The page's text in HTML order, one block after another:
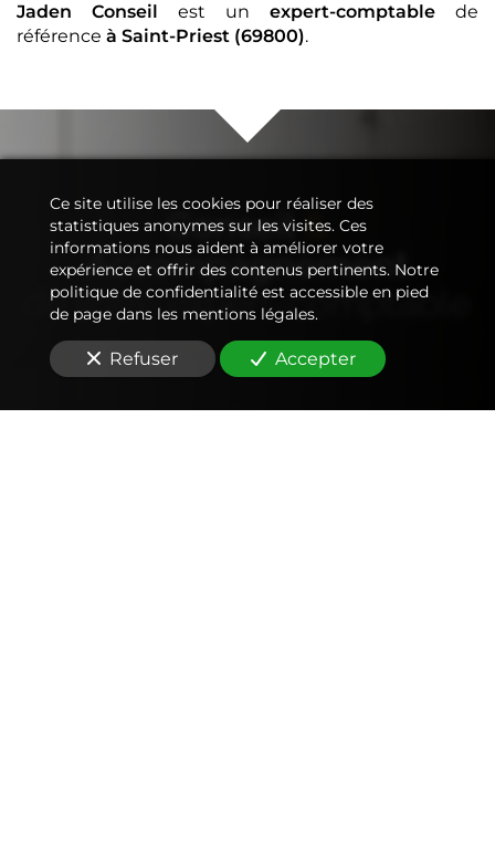
Jaden Conseil
est un expert-comptable de
référence à Saint-Priest (69800).
Conseil&
Accompagnement
de votreexpert-comptable
Ce site utilise les cookies pour réaliser des
statistiques anonymes sur les visites. Ces
informations nous aident à améliorer votre
expérience et offrir des contenus pertinents. Notre
politique de confidentialité est accessible en pied
de page dans les mentions légales.
Refuser Accepter